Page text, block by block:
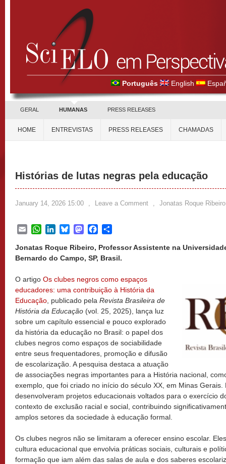
Português English
GERAL HUMANAS PRESS RELEASES
HOME ENTREVISTAS PRESS RELEASES CHAMADAS
Histórias de lutas negras pela educação
January 14, 2026 15:00 , Leave a Comment , Jonatas Roque Ribeiro
EmailWhatsApp
LinkedInBlueskyMastodonFacebook
Jonatas Roque Ribeiro, Professor Assistente na
Bernardo do Campo, SP, Brasil.
O artigo Os clubes negros como espaços
educadores: uma contribuição à História da
Educação , publicado pela Revista Brasileira de
História da Educação (vol. 25, 2025), lança luz
sobre um capítulo essencial e pouco explorado
da história da educação no Brasil: o papel dos
clubes negros como espaços de sociabilidade
entre seus frequentadores, promoção e difusão
de escolarização. A pesquisa destaca a atuação
de associações negras importantes para a História nacional,
exemplo, que foi criado no início do século XX, em Minas Gerais.
desenvolveram projetos educacionais voltados para o exercício
contexto de exclusão racial e social, contribuindo
amplos setores da sociedade à educação formal.
Os clubes negros não se limitaram a oferecer ensino escolar.
cultura educacional que envolvia práticas sociais, culturais e
formação que iam além das salas de aula e dos saberes